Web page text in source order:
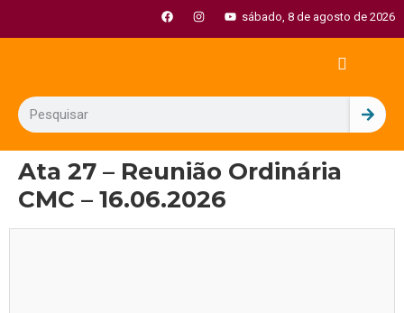
sábado, 8 de agosto de 2026
Ata 27 – Reunião Ordinária
CMC – 16.06.2026